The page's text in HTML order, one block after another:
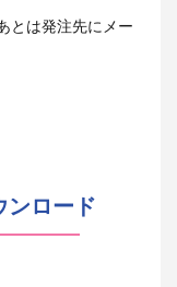
とは発注先にメー
ンロード